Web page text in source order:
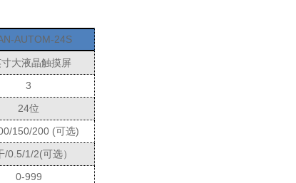
AUTOM-24S
大液晶触摸屏
3
24位
150/200 (可选)
/0.5/1/2(可选）
0-999